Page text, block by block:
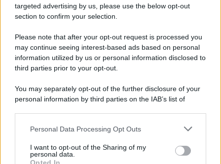
targeted advertising by us, please use the below opt-out
section to confirm your selection.
Please note that after your opt-out request is processed you
may continue seeing interest-based ads based on personal
information utilized by us or personal information disclosed to
third parties prior to your opt-out.
You may separately opt-out of the further disclosure of your
personal information by third parties on the IAB’s list of
This information may also be disclosed by us to third parties
disclose it to other third parties.
Personal Data Processing Opt Outs
I want to opt-out of the Sharing of my
personal data.
© 2026 - Pianeta Design - P.IVA 04827280654 - Testata
Registrata Al Tribunale Di Nocera Inferiore N. 8/2020 - RG N.
ISCRIZIONE AL ROC N. 35792 – ISCRITTA ALL’ANSO
(ASSOCIAZIONE NAZIONALE STAMPA ONLINE)
PREFERENZE PRIVACY